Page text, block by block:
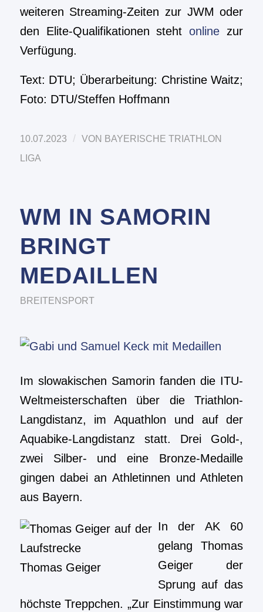
weiteren Streaming-Zeiten zur JWM oder
den Elite-Qualifikationen stehtonline zur
Verfügung.
Text: DTU; Überarbeitung: Christine Waitz;
Foto: DTU/Steffen Hoffmann
10.07.2023 / VON BAYERISCHE TRIATHLON
LIGA
WM IN SAMORIN
BRINGT
MEDAILLEN
BREITENSPORT
Im slowakischen Samorin fanden die ITU-
Weltmeisterschaften über die Triathlon-
Langdistanz, im Aquathlon und auf der
Aquabike-Langdistanz statt. Drei Gold-,
zwei Silber- und eine Bronze-Medaille
gingen dabei an Athletinnen und Athleten
aus Bayern.
Thomas Geiger
In der AK 60
gelang Thomas
Geiger der
Sprung auf das
höchste Treppchen. „Zur Einstimmung war